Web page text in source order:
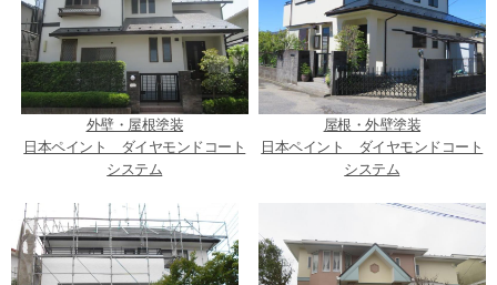
外壁・屋根塗装
日本ペイント ダイヤモンドコート
システム
屋根・外壁塗装
日本ペイント ダイヤモンドコート
システム